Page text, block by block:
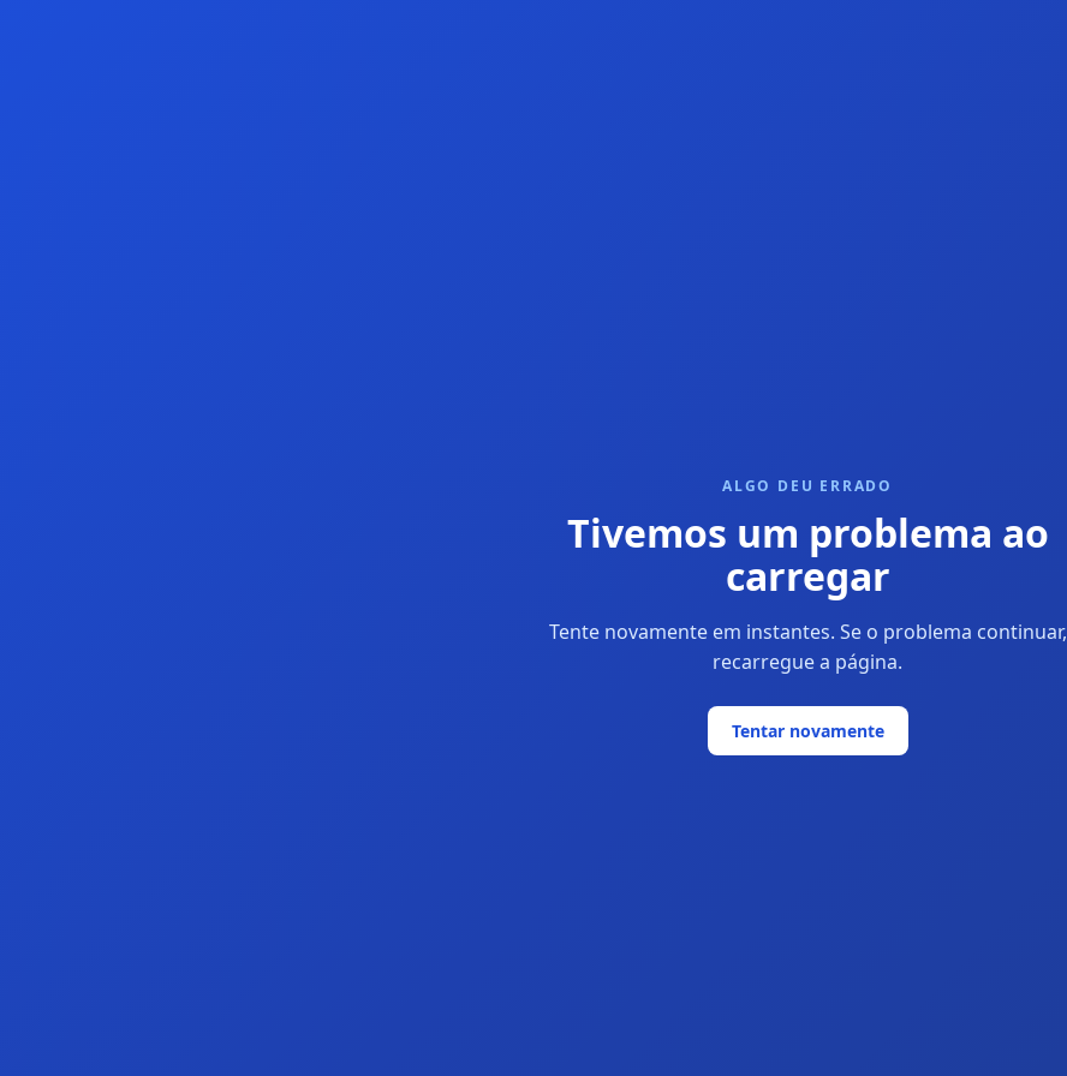
ALGO DEU ERRADO
Tivemos um problema ao
carregar
Tente novamente em instantes. Se o problema continuar,
recarregue a página.
Tentar novamente